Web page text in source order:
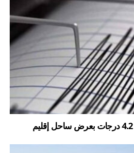
هزة أرضية جديدة بقوة 4.2 درجات بعرض ساحل إقليم